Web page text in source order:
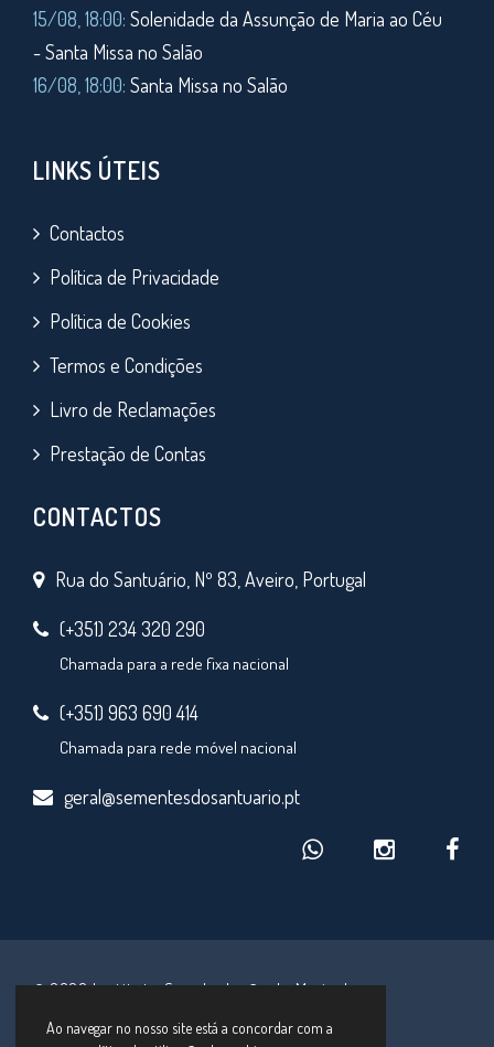
Ao navegar no nosso site está a concordar com a
15/08, 18:00: Solenidade da Assunção de Maria ao Céu
- Santa Missa no Salão
16/08, 18:00: Santa Missa no Salão
LINKS ÚTEIS
Contactos
Política de Privacidade
Política de Cookies
Termos e Condições
Livro de Reclamações
Prestação de Contas
CONTACTOS
Rua do Santuário, Nº 83, Aveiro, Portugal
(+351) 234 320 290
Chamada para a rede fixa nacional
(+351) 963 690 414
Chamada para rede móvel nacional
geral@sementesdosantuario.pt
© 2026 Instituto Secular Irmãs de Maria de
Schoenstatt